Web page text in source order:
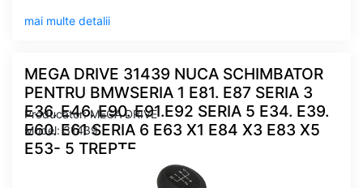
mai multe detalii
MEGA DRIVE 31439 NUCA SCHIMBATOR
PENTRU BMWSERIA 1 E81. E87 SERIA 3
E36. E46. E90. E91.E92 SERIA 5 E34. E39.
E60. E61 SERIA 6 E63 X1 E84 X3 E83 X5
E53- 5 TREPTE
Producator: MEGA DRIVE
Model: 31439